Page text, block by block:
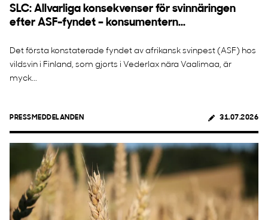
SLC: Allvarliga konsekvenser för svinnäringen
efter ASF-fyndet – konsumentern...
Det första konstaterade fyndet av afrikansk svinpest (ASF) hos
vildsvin i Finland, som gjorts i Vederlax nära Vaalimaa, är
myck...
PRESSMEDDELANDEN 31.07.2026